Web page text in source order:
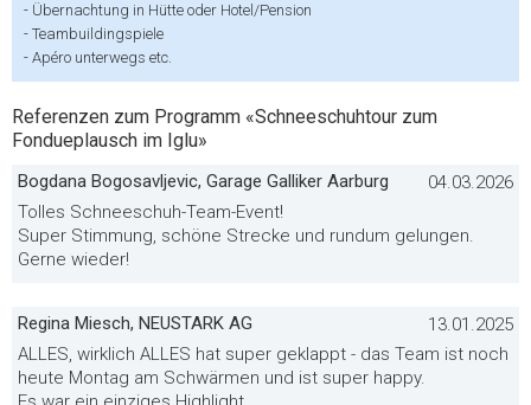
- Übernachtung in Hütte oder Hotel/Pension
- Teambuildingspiele
- Apéro unterwegs etc.
Referenzen zum Programm «Schneeschuhtour zum
Fondueplausch im Iglu»
Bogdana Bogosavljevic, Garage Galliker Aarburg
04.03.2026
Tolles Schneeschuh-Team-Event!
Super Stimmung, schöne Strecke und rundum gelungen.
Gerne wieder!
Regina Miesch, NEUSTARK AG
13.01.2025
ALLES, wirklich ALLES hat super geklappt - das Team ist noch
heute Montag am Schwärmen und ist super happy.